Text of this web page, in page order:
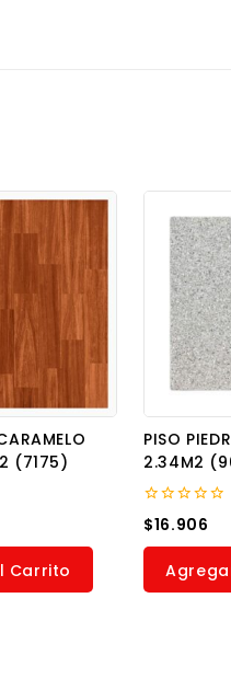
(7175)
Carrito
PISO
2.34M2
0
out
of
$16.906